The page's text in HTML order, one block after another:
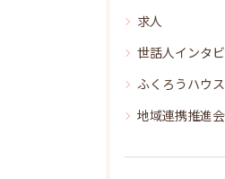
求人
世話人インタ
ふくろうハウス
地域連携推進